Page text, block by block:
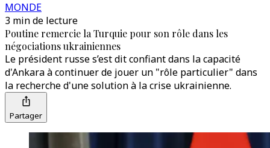
MONDE
3 min de lecture
Poutine remercie la Turquie pour son rôle dans les
négociations ukrainiennes
Le président russe s’est dit confiant dans la capacité
d'Ankara à continuer de jouer un "rôle particulier" dans
la recherche d'une solution à la crise ukrainienne.
Partager